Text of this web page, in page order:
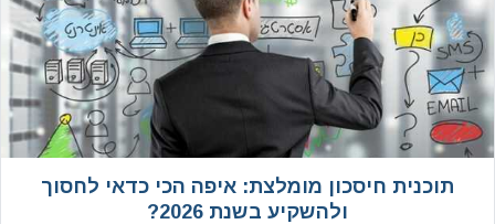
תוכנית חיסכון מומלצת: איפה הכי כדאי לחסוך
ולהשקיע בשנת 2026?